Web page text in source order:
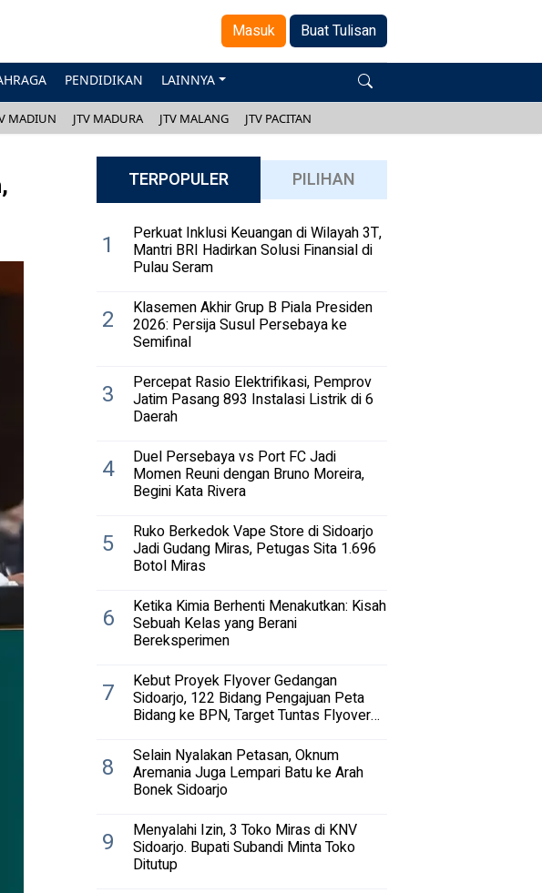
Masuk Buat Tulisan
PENDIDIKAN LAINNYA
MADIUN JTV MADURA JTV MALANG JTV PACITAN
TERPOPULER PILIHAN
1 Perkuat Inklusi Keuangan di Wilayah 3T,
Mantri BRI Hadirkan Solusi Finansial di
Pulau Seram
2 Klasemen Akhir Grup B Piala Presiden
2026: Persija Susul Persebaya ke
Semifinal
3 Percepat Rasio Elektrifikasi, Pemprov
Jatim Pasang 893 Instalasi Listrik di 6
Daerah
4 Duel Persebaya vs Port FC Jadi
Momen Reuni dengan Bruno Moreira,
Begini Kata Rivera
5 Ruko Berkedok Vape Store di Sidoarjo
Jadi Gudang Miras, Petugas Sita 1.696
Botol Miras
6 Ketika Kimia Berhenti Menakutkan: Kisah
Sebuah Kelas yang Berani
Bereksperimen
7 Kebut Proyek Flyover Gedangan
Sidoarjo, 122 Bidang Pengajuan Peta
Bidang ke BPN, Target Tuntas Flyover
8 Selain Nyalakan Petasan, Oknum
Aremania Juga Lempari Batu ke Arah
Bonek Sidoarjo
9 Menyalahi Izin, 3 Toko Miras di KNV
Sidoarjo. Bupati Subandi Minta Toko
Ditutup